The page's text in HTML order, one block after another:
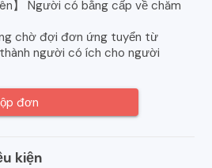
】 Người có bằng cấp về chăm
chờ đợi đơn ứng tuyển từ
người có ích cho người
đơn
kiện